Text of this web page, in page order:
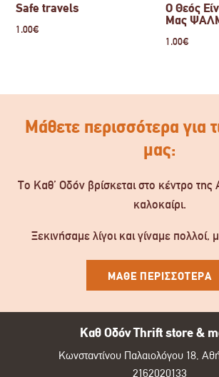
Safe travels
1.00€
Ο Θεός
Μας
1.00€
Μάθετε περισσότερα για
μας:
Το Καθ’ Οδόν βρίσκεται στο κέντρο
καλοκαίρι.
Ξεκινήσαμε λίγοι και γίναμε πολλοί,
ΜΑΘΕ ΠΕΡΙΣΣΟΤΕΡΑ
Καθ Οδόν Thrift store &
Κωνσταντίνου Παλαιολόγου 18,
2162020133